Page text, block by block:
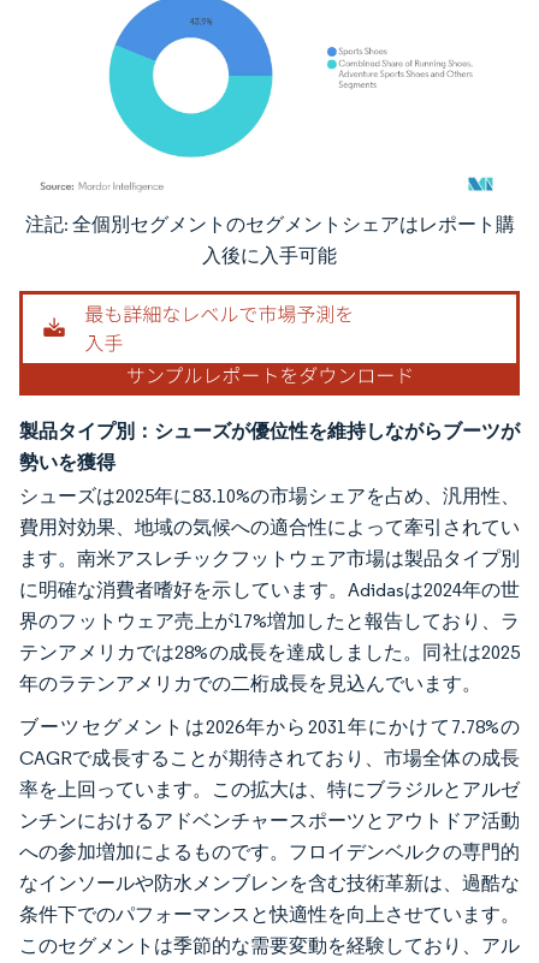
画像 © Mordor Intelligence。再利用にはCC BY 4.0の表示が必要です。
注記: 全個別セグメントのセグメントシェアはレポート購
入後に入手可能
製品タイプ別：シューズが優位性を維持しながらブーツが
勢いを獲得
シューズは2025年に83.10%の市場シェアを占め、汎用性、
費用対効果、地域の気候への適合性によって牽引されてい
ます。南米アスレチックフットウェア市場は製品タイプ別
に明確な消費者嗜好を示しています。Adidasは2024年の世
界のフットウェア売上が17%増加したと報告しており、ラ
テンアメリカでは28%の成長を達成しました。同社は2025
年のラテンアメリカでの二桁成長を見込んでいます。
ブーツセグメントは2026年から2031年にかけて7.78%の
CAGRで成長することが期待されており、市場全体の成長
率を上回っています。この拡大は、特にブラジルとアルゼ
ンチンにおけるアドベンチャースポーツとアウトドア活動
への参加増加によるものです。フロイデンベルクの専門的
なインソールや防水メンブレンを含む技術革新は、過酷な
条件下でのパフォーマンスと快適性を向上させています。
このセグメントは季節的な需要変動を経験しており、アル